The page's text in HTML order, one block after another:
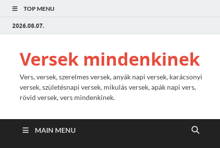
TOP MENU
2026.08.07.
Versek mindenkinek
Vers, versek, szerelmes versek, anyák napi versek, karácsonyi
versek, születésnapi versek, mikulás versek, apák napi vers,
rövid versek, vers mindenkinek.
MAIN MENU